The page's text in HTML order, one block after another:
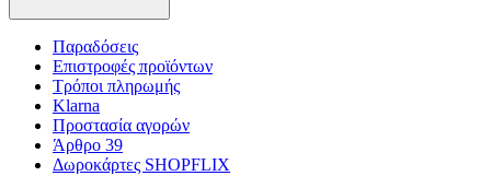
Παραδόσεις
Επιστροφές προϊόντων
Τρόποι πληρωμής
Klarna
Προστασία αγορών
Άρθρο 39
Δωροκάρτες SHOPFLIX